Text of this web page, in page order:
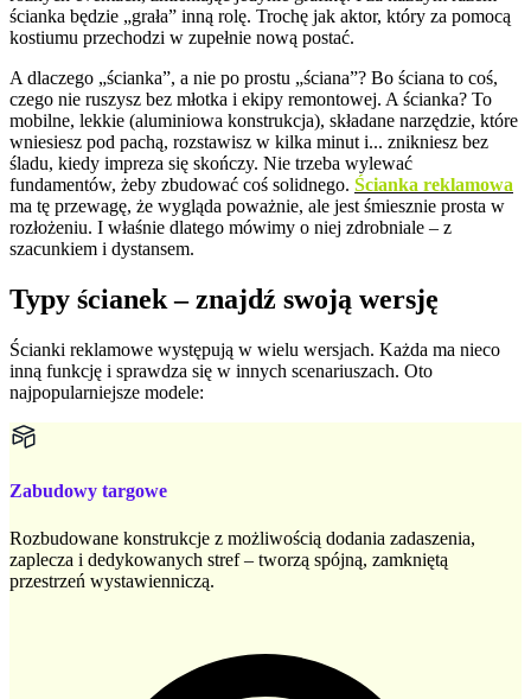
ścianka będzie „grała” inną rolę. Trochę jak aktor, który za pomocą
kostiumu przechodzi w zupełnie nową postać.
A dlaczego „ścianka”, a nie po prostu „ściana”? Bo ściana to coś,
czego nie ruszysz bez młotka i ekipy remontowej. A ścianka? To
mobilne, lekkie (aluminiowa konstrukcja), składane narzędzie, które
wniesiesz pod pachą, rozstawisz w kilka minut i... znikniesz bez
śladu, kiedy impreza się skończy. Nie trzeba wylewać
fundamentów, żeby zbudować coś solidnego. Ścianka reklamowa
ma tę przewagę, że wygląda poważnie, ale jest śmiesznie prosta w
rozłożeniu. I właśnie dlatego mówimy o niej zdrobniale – z
szacunkiem i dystansem.
Typy ścianek – znajdź swoją wersję
Ścianki reklamowe występują w wielu wersjach. Każda ma nieco
inną funkcję i sprawdza się w innych scenariuszach. Oto
najpopularniejsze modele:
Zabudowy targowe
Rozbudowane konstrukcje z możliwością dodania zadaszenia,
zaplecza i dedykowanych stref – tworzą spójną, zamkniętą
przestrzeń wystawienniczą.